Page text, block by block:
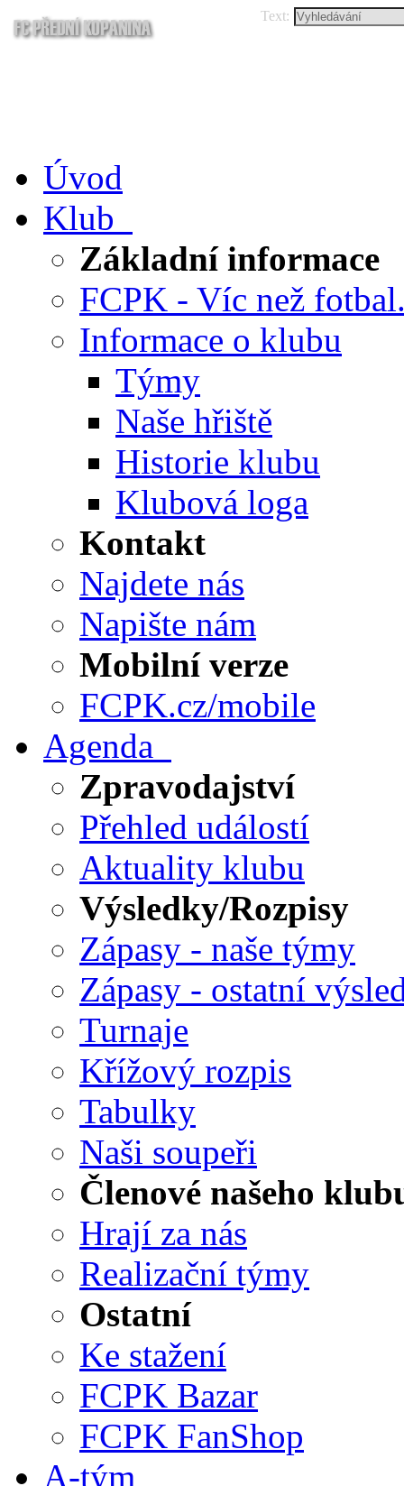
Text:
Úvod
Klub
Základní informace
FCPK - Víc než
Informace o klubu
Týmy
Naše hřiště
Historie klubu
Klubová loga
Kontakt
Najdete nás
Napište nám
Mobilní verze
FCPK.cz/mobile
Agenda
Zpravodajství
Přehled událostí
Aktuality klubu
Výsledky/Rozpisy
Zápasy - naše týmy
Zápasy - ostatní
Turnaje
Křížový rozpis
Tabulky
Naši soupeři
Členové našeho
Hrají za nás
Realizační týmy
Ostatní
Ke stažení
FCPK Bazar
FCPK FanShop
A-tým